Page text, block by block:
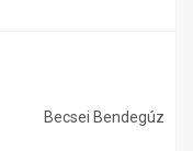
Becsei Bendegúz